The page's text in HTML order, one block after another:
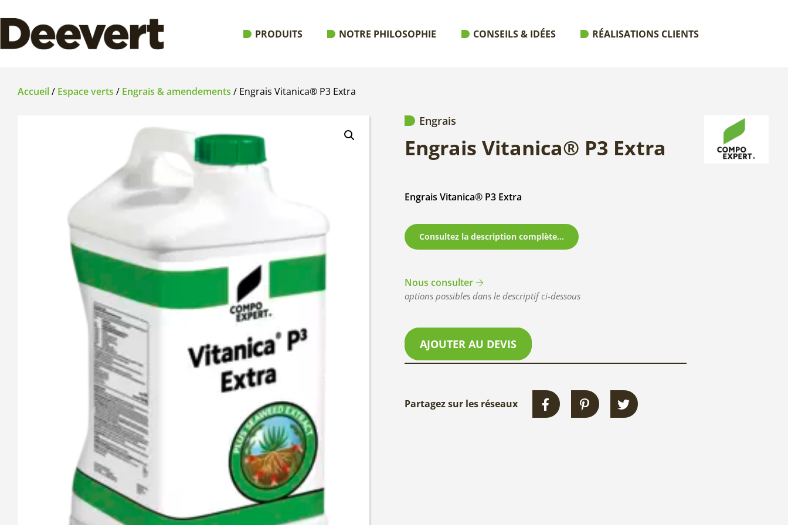
PRODUITS NOTRE PHILOSOPHIE CONSEILS & IDÉES RÉALISATIONS CLIENTS
Accueil/ Espace verts / Engrais & amendements / Engrais Vitanica® P3 Extra
Engrais
Engrais Vitanica® P3 Extra
Engrais Vitanica® P3 Extra
Consultez la description complète...
Nous consulter
options possibles dans le descriptif ci-dessous
AJOUTER AU DEVIS
Partagez sur les réseaux